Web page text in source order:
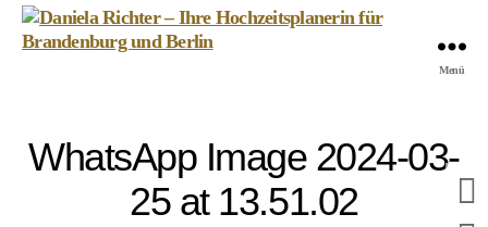
Hochzeitsplanerin
Menü
WhatsApp Image 2024-03-
25 at 13.51.02